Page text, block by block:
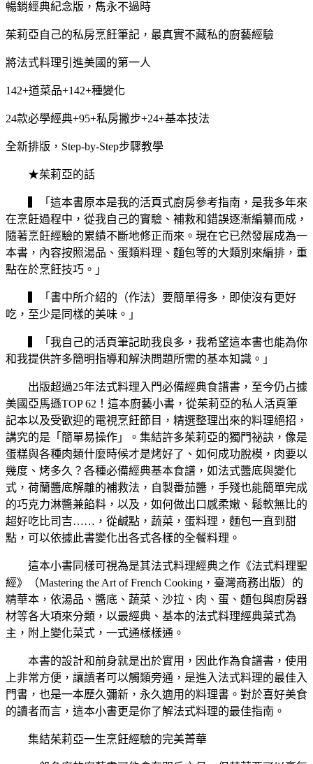
暢銷經典紀念版，雋永不過時
茱莉亞自己的私房烹飪筆記，最真實不藏私的廚藝經驗
將法式料理引進美國的第一人
142+道菜品+142+種變化
24款必學經典+95+私房撇步+24+基本技法
全新排版，Step-by-Step步驟教學
★茱莉亞的話
▍「這本書原本是我的活頁式廚房參考指南，是我多年來
在烹飪過程中，從我自己的實驗、補救和錯誤逐漸編纂而成，
隨著烹飪經驗的累績不斷地修正而來。現在它已然發展成為一
本書，內容按照湯品、蛋類料理、麵包等的大類別來編排，重
點在於烹飪技巧。」
▍「書中所介紹的（作法）要簡單得多，即使沒有更好
吃，至少是同樣的美味。」
▍「我自己的活頁筆記助我良多，我希望這本書也能為你
和我提供許多簡明指導和解決問題所需的基本知識。」
出版超過25年法式料理入門必備經典食譜書，至今仍占據
美國亞馬遜TOP 62！這本廚藝小書，從茱莉亞的私人活頁筆
記本以及受歡迎的電視烹飪節目，精選整理出來的料理絕招，
講究的是「簡單易操作」。集結許多茱莉亞的獨門祕訣，像是
蛋糕與各種肉類什麼時候才是烤好了、如何成功脫模，肉要以
幾度、烤多久？各種必備經典基本食譜，如法式醬底與變化
式，荷蘭醬底解離的補救法，自製番茄醬，手殘也能簡單完成
的巧克力淋醬兼餡料，以及，如何做出口感柔嫩、鬆軟無比的
超好吃比司吉……，從鹹點，蔬菜，蛋料理，麵包一直到甜
點，可以依據此書變化出各式各樣的全餐料理。
這本小書同樣可視為是其法式料理經典之作《法式料理聖
經》（Mastering the Art of French Cooking，臺灣商務出版）的
精華本，依湯品、醬底、蔬菜、沙拉、肉、蛋、麵包與廚房器
材等各大項來分類，以最經典、基本的法式料理經典菜式為
主，附上變化菜式，一式通樣樣通。
本書的設計和前身就是出於實用，因此作為食譜書，使用
上非常方便，讓讀者可以觸類旁通，是進入法式料理的最佳入
門書，也是一本歷久彌新，永久適用的料理書。對於喜好美食
的讀者而言，這本小書更是你了解法式料理的最佳指南。
集結茱莉亞一生烹飪經驗的完美菁華